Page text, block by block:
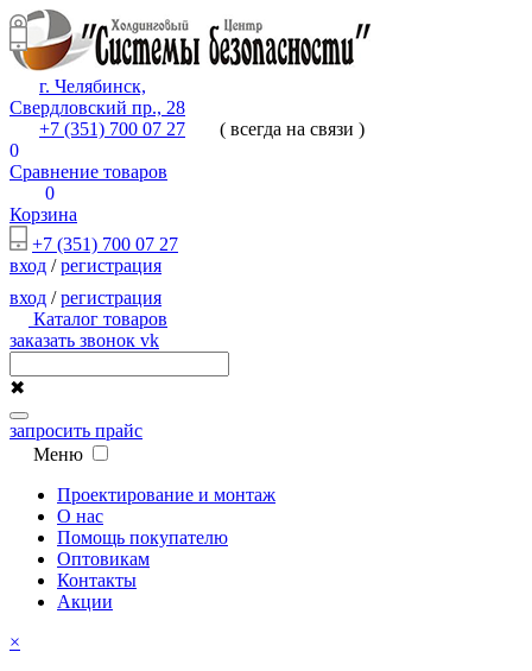
г. Челябинск,
Свердловский пр., 28
+7 (351) 700 07 27
( всегда на связи )
0
Сравнение товаров
0
Корзина
+7 (351) 700 07 27
вход /регистрация
вход /регистрация
Каталог товаров
заказать звонок vk
✖
запросить прайс
Меню
Проектирование и монтаж
О нас
Помощь покупателю
Оптовикам
Контакты
Акции
×